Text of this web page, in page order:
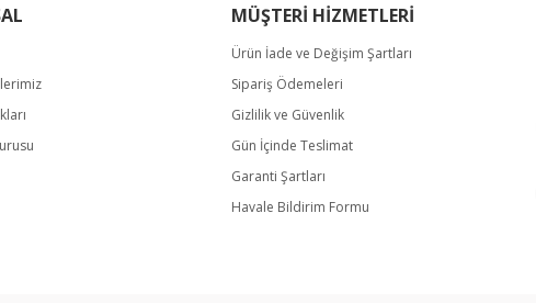
Gönder
MÜŞTERİ HİZMETLERİ
Ürün İade ve Değişim Şartları
Sipariş Ödemeleri
Gizlilik ve Güvenlik
Gün İçinde Teslimat
Garanti Şartları
Havale Bildirim Formu